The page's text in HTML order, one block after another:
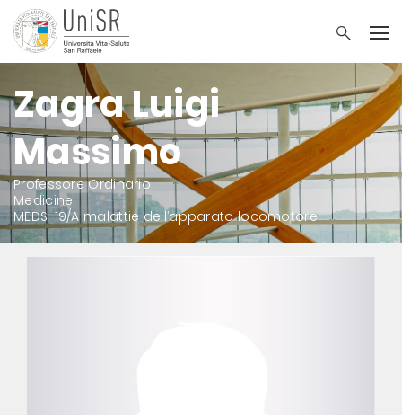
Zagra Luigi
Massimo
Professore Ordinario
Medicine
MEDS-19/A malattie dell’apparato locomotore